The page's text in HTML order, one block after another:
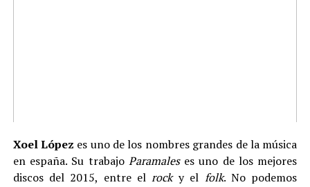
Xoel López es uno de los nombres grandes de la música
en españa. Su trabajo Paramaleses uno de los mejores
discos del 2015, entre elrocky el folk. No podemos